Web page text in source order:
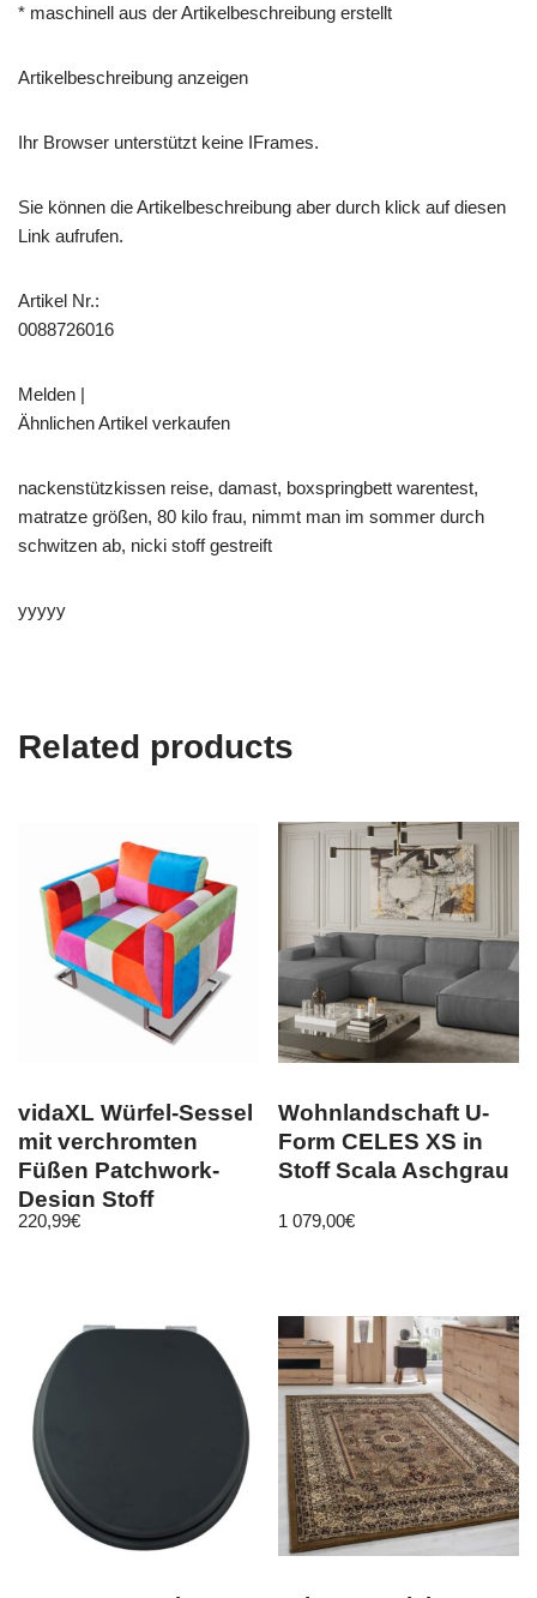
* maschinell aus der Artikelbeschreibung erstellt
Artikelbeschreibung anzeigen
Ihr Browser unterstützt keine IFrames.
Sie können die Artikelbeschreibung aber durch klick auf diesen
Link aufrufen.
Artikel Nr.:
0088726016
Melden |
Ähnlichen Artikel verkaufen
nackenstützkissen reise, damast, boxspringbett warentest,
matratze größen, 80 kilo frau, nimmt man im sommer durch
schwitzen ab, nicki stoff gestreift
yyyyy
Related products
vidaXL Würfel-Sessel
mit verchromten
Füßen Patchwork-
Design Stoff
220,99€
Wohnlandschaft U-
Form CELES XS in
Stoff Scala Aschgrau
1 079,00€